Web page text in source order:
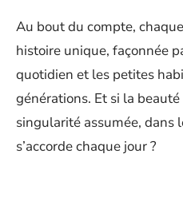
Au bout du compte,
histoire unique, façonnée
quotidien et les petites
générations. Et si la
singularité assumée, dans
s’accorde chaque jour ?